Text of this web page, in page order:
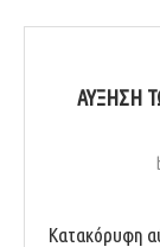
ΑΎΞΗΣΗ
Κατακόρυφη